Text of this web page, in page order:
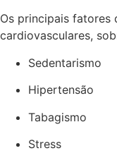
Os principais fatores
cardiovasculares,
Sedentarismo
Hipertensão
Tabagismo
Stress